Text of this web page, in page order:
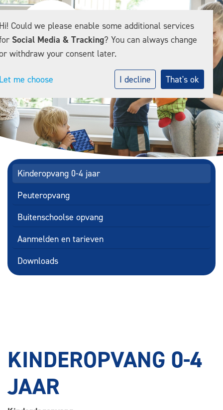
Kinderopvang 0-4 jaar
Peuteropvang
Buitenschoolse opvang
Aanmelden en tarieven
Downloads
KINDEROPVANG 0-4
JAAR
Could we please enable some additional services
Social Media & Tracking? You can always change
withdraw your consent later.
me choose I decline That's ok